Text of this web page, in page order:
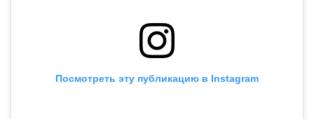
Посмотреть эту публикацию в Instagram